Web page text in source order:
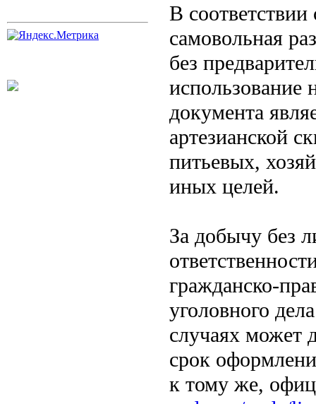
В
самовольная
без
использование
документа
артезианской
питьевых,
иных целей.
За добычу без
гражданско-
уголовного
случаях может
срок
к тому же,